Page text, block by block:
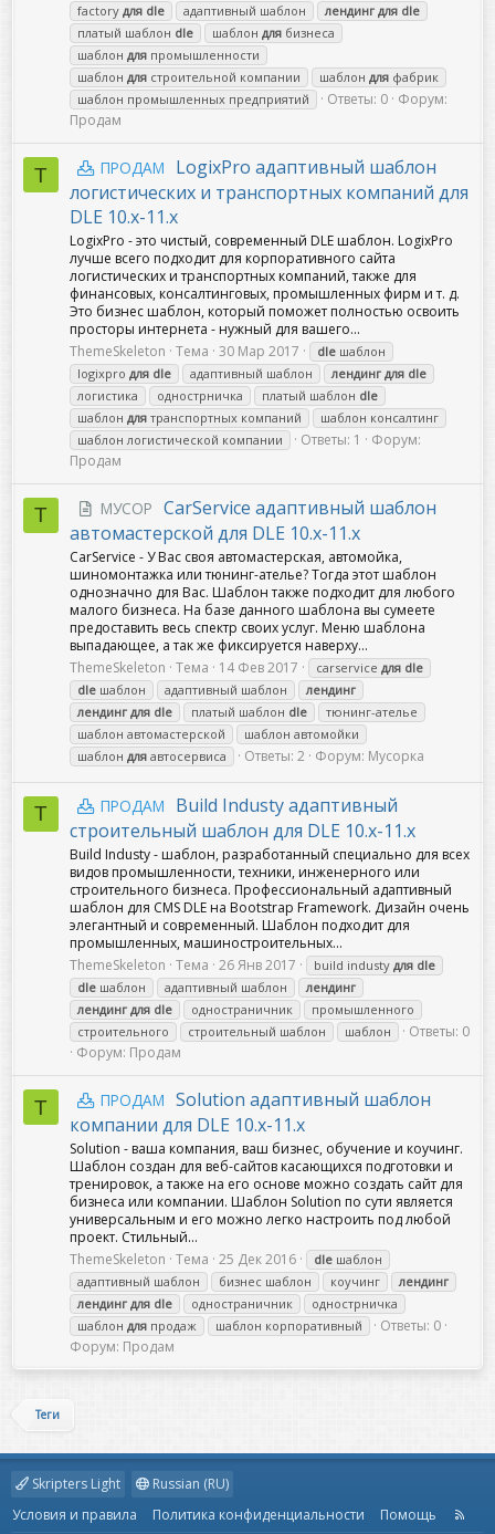
factory для dle адаптивный шаблон лендинг для dle
платый шаблон dle шаблон для бизнеса
шаблон для промышленности
шаблон для строительной компании шаблон для фабрик
шаблон промышленных предприятий
Ответы: 0 Форум:
Продам
T ПРОДАМ
LogixPro адаптивный шаблон
логистических и транспортных компаний для
DLE 10.x-11.x
LogixPro - это чистый, современный DLE шаблон. LogixPro
лучше всего подходит для корпоративного сайта
логистических и транспортных компаний, также для
финансовых, консалтинговых, промышленных фирм и т. д.
Это бизнес шаблон, который поможет полностью освоить
просторы интернета - нужный для вашего...
ThemeSkeleton Тема 30 Мар 2017 dle шаблон
logixpro для dle адаптивный шаблон лендинг для dle
логистика
однострничка платый шаблон dle
шаблон для транспортных компаний
шаблон консалтинг
шаблон логистической компании
Ответы: 1
Форум:
Продам
T МУСОР CarService адаптивный шаблон
автомастерской для DLE 10.x-11.x
CarService - У Вас своя автомастерская, автомойка,
шиномонтажка или тюнинг-ателье? Тогда этот шаблон
однозначно для Вас. Шаблон также подходит для любого
малого бизнеса. На базе данного шаблона вы сумеете
предоставить весь спектр своих услуг. Меню шаблона
выпадающее, а так же фиксируется наверху...
ThemeSkeleton Тема 14 Фев 2017 carservice для dle
dle шаблон адаптивный шаблон
лендинг
лендинг для dle платый шаблон dle
тюнинг-ателье
шаблон автомастерской
шаблон автомойки
шаблон для автосервиса Ответы: 2 Форум: Мусорка
T ПРОДАМ
Build Industy адаптивный
строительный шаблон для DLE 10.x-11.x
Build Industy - шаблон, разработанный специально для всех
видов промышленности, техники, инженерного или
строительного бизнеса. Профессиональный адаптивный
шаблон для CMS DLE на Bootstrap Framework. Дизайн очень
элегантный и современный. Шаблон подходит для
промышленных, машиностроительных...
ThemeSkeleton Тема 26 Янв 2017 build industy для dle
dle шаблон адаптивный шаблон
лендинг
лендинг для dle одностраничник
промышленного
строительного
строительный шаблон шаблон
Ответы: 0
Форум: Продам
T ПРОДАМ Solution адаптивный шаблон
компании для DLE 10.x-11.x
Solution - ваша компания, ваш бизнес, обучение и коучинг.
Шаблон создан для веб-сайтов касающихся подготовки и
тренировок, а также на его основе можно создать сайт для
бизнеса или компании. Шаблон Solution по сути является
универсальным и его можно легко настроить под любой
проект. Стильный...
ThemeSkeleton Тема 25 Дек 2016 dle шаблон
адаптивный шаблон
бизнес шаблон коучинг
лендинг
лендинг для dle одностраничник
однострничка
шаблон для продаж шаблон корпоративный
Ответы: 0
Форум: Продам
Теги
Skripters Light
Russian (RU)
Условия и правила
Политика конфиденциальности Помощь
R